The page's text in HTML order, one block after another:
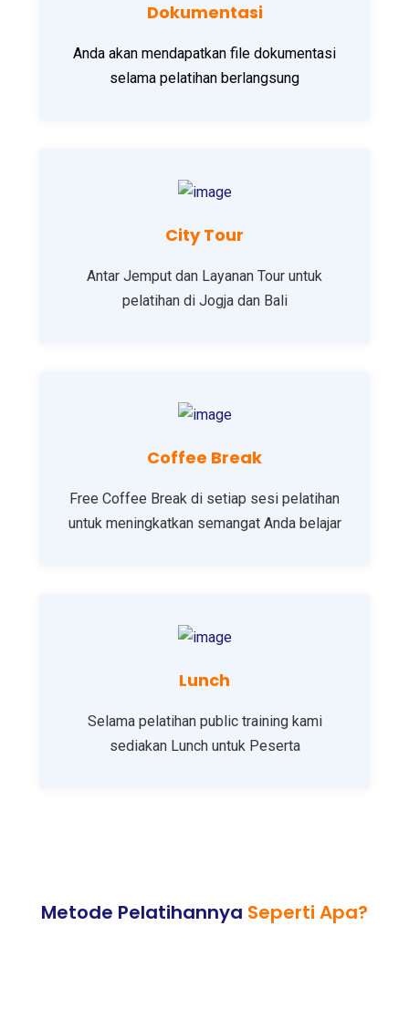
Dokumentasi
Anda akan mendapatkan file dokumentasi
selama pelatihan berlangsung
City Tour
Antar Jemput dan Layanan Tour untuk
pelatihan di Jogja dan Bali
Coffee Break
Free Coffee Break di setiap sesi pelatihan
untuk meningkatkan semangat Anda belajar
Lunch
Selama pelatihan public training kami
sediakan Lunch untuk Peserta
Metode Pelatihannya Seperti Apa?